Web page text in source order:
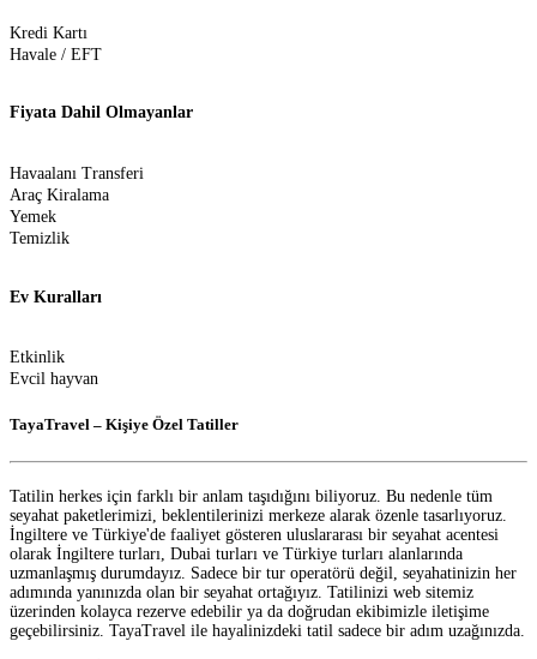
Kredi Kartı
Havale / EFT
Fiyata Dahil Olmayanlar
Havaalanı Transferi
Araç Kiralama
Yemek
Temizlik
Ev Kuralları
Etkinlik
Evcil hayvan
TayaTravel – Kişiye Özel Tatiller
Tatilin herkes için farklı bir anlam taşıdığını biliyoruz. Bu nedenle tüm
seyahat paketlerimizi, beklentilerinizi merkeze alarak özenle tasarlıyoruz.
İngiltere ve Türkiye'de faaliyet gösteren uluslararası bir seyahat acentesi
olarak İngiltere turları, Dubai turları ve Türkiye turları alanlarında
uzmanlaşmış durumdayız. Sadece bir tur operatörü değil, seyahatinizin her
adımında yanınızda olan bir seyahat ortağıyız. Tatilinizi web sitemiz
üzerinden kolayca rezerve edebilir ya da doğrudan ekibimizle iletişime
geçebilirsiniz. TayaTravel ile hayalinizdeki tatil sadece bir adım uzağınızda.